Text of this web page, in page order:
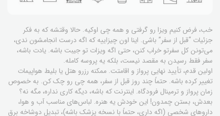
خب، فرض کنیم ویزا رو گرفتی و همه چی اوکیه. حالا وقتشه که به فکر
جزئیات “قبل از سفر” باشی. اینا اون چیزاییه که اگه درست انجامشون ندی،
می‌تونن کل سفرتو خراب کنن، حتی اگه ویزات تو جیبت باشه. یادت باشه،
سفر فقط رسیدن به مقصد نیست، بلکه یه پروسه کامله.
اولین قدم، تأیید نهایی پرواز و اقامتت. ممکنه رزرو هتل یا بلیط هواپیمات
تغییر کرده باشه. حتماً چند روز قبل از سفر، همه چی رو چک کن. به خصوص
زمان پرواز و ترمینال فرودگاه. اینترنت که باشه، دیگه کاری نداره، مگه نه؟
بعدش، بستن چمدون! این خودش یه هنره. لباس‌های مناسب آب و هوا،
داروهای شخصی (اگه داری، حتماً با نسخه پزشک باشه)، تبدیل دوشاخه برق